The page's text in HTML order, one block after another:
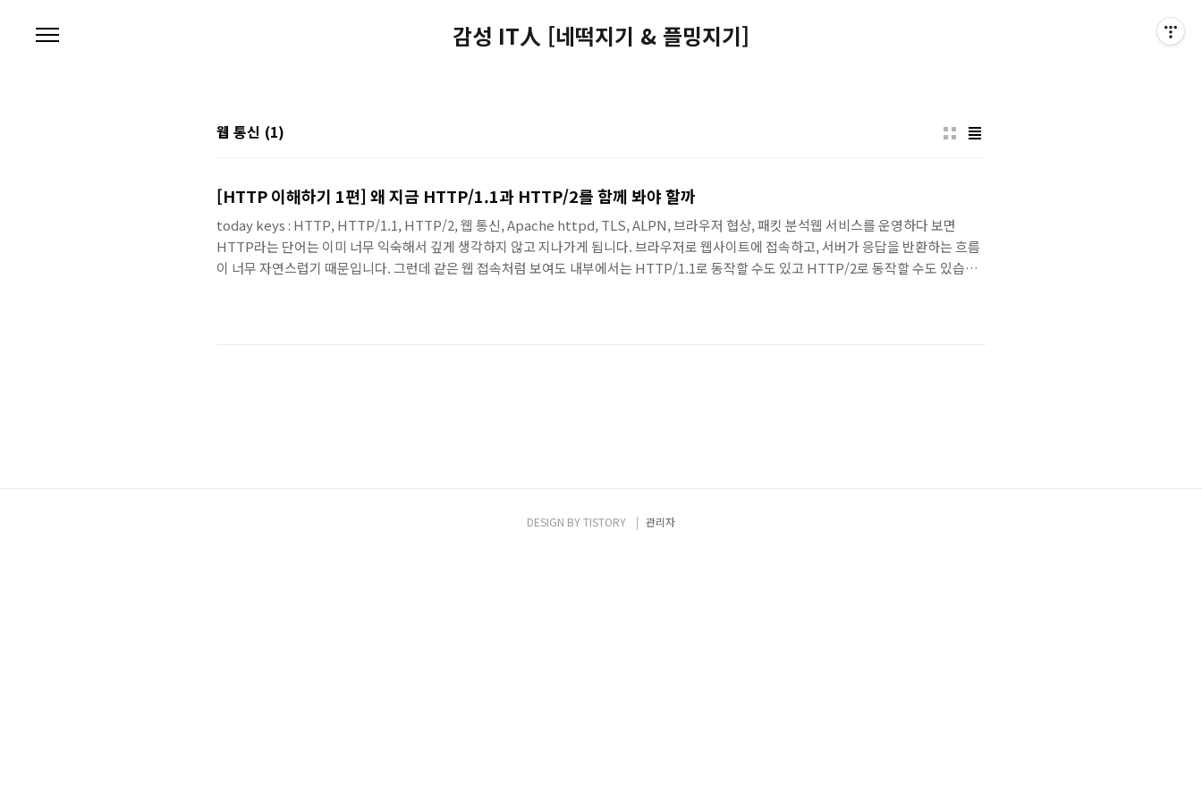
감성 IT人 [네떡지기 & 플밍지기]
웹 통신 (1)
[HTTP 이해하기 1편] 왜 지금 HTTP/1.1과 HTTP/2를 함께 봐야 할까
today keys : HTTP, HTTP/1.1, HTTP/2, 웹 통신, Apache httpd, TLS, ALPN, 브라우저 협상, 패킷 분석웹 서비스를 운영하다 보면
HTTP라는 단어는 이미 너무 익숙해서 깊게 생각하지 않고 지나가게 됩니다. 브라우저로 웹사이트에 접속하고, 서버가 응답을 반환하는 흐름
이 너무 자연스럽기 때문입니다. 그런데 같은 웹 접속처럼 보여도 내부에서는 HTTP/1.1로 동작할 수도 있고 HTTP/2로 동작할 수도 있습니
DESIGN BYTISTORY 관리자